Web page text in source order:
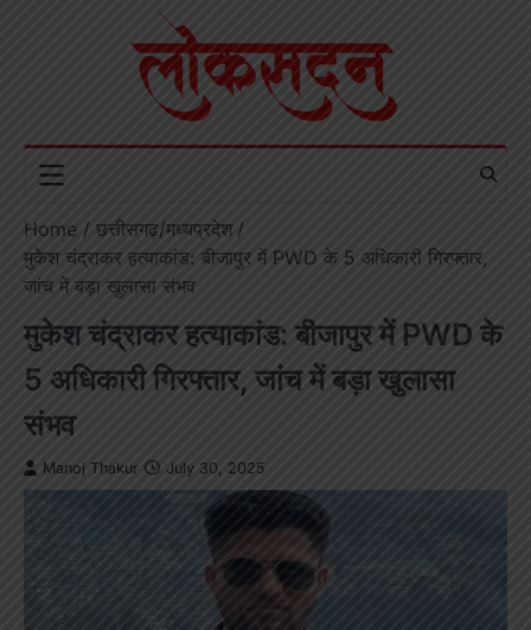
Home
छत्तीसगढ़/मध्यप्रदेश
मुकेश चंद्राकर हत्याकांड: बीजापुर में PWD के 5 अधिकारी गिरफ्तार,
जांच में बड़ा खुलासा संभव
मुकेश चंद्राकर हत्याकांड: बीजापुर में PWD के
5 अधिकारी गिरफ्तार, जांच में बड़ा खुलासा
संभव
Manoj Thakur July 30, 2025